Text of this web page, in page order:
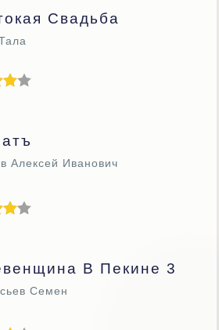
Свадьба
Алексей Иванович
В Пекине 3
Семен